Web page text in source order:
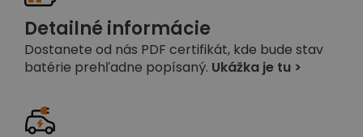
Detailné informácie
Dostanete od nás PDF certifikát, kde bude stav
batérie prehľadne popísaný. Ukážka je tu >